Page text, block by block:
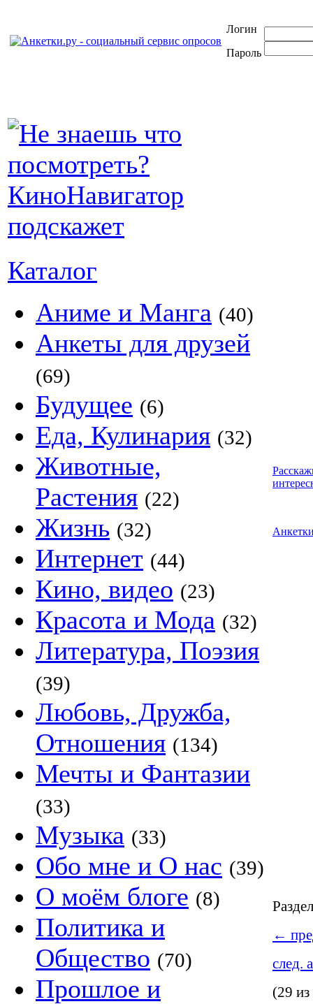
Логин
Пароль
Каталог
Аниме и Манга (40)
Анкеты для друзей
(69)
Будущее (6)
Еда, Кулинария (32)
Животные,
Растения (22)
Жизнь (32)
Интернет (44)
Кино, видео (23)
Красота и Мода (32)
Литература, Поэзия
(39)
Любовь, Дружба,
Отношения (134)
Мечты и Фантазии
(33)
Музыка (33)
Обо мне и О нас (39)
О моём блоге (8)
Политика и
Общество (70)
Прошлое и
←
след.
(29